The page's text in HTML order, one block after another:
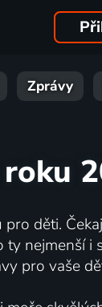
Zprávy
děti.
nejmenší i
pro vaše